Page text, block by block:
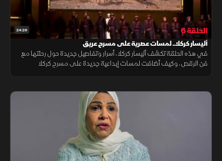
24:26 الحلقة 6
أليسار كركلا.. لمسات عصرية على مسرح عريق
في هذه الحلقة تكشف أليسار كركلا، أسرار وتفاصيل جديدة حول رحلتها مع
فن الرقص، وكيف أضافت لمسات إبداعية جديدة على مسرح كركلا